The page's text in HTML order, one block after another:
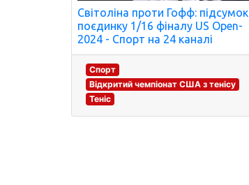
Світоліна проти Гофф: підсумок
поєдинку 1/16 фіналу US Open-
2024 - Спорт на 24 каналі
Спорт
Відкритий чемпіонат США з тенісу
Теніс